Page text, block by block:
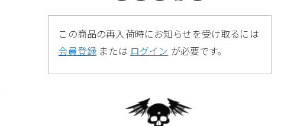
この商品の再入荷時にお知らせを受け取るには
会員登録 または ログイン が必要です。